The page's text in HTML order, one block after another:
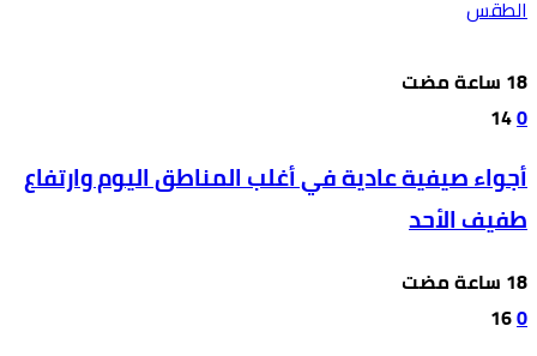
الطقس
0
14
أجواء صيفية عادية في أغلب المناطق اليوم وارتفاع
طفيف الأحد
0
16